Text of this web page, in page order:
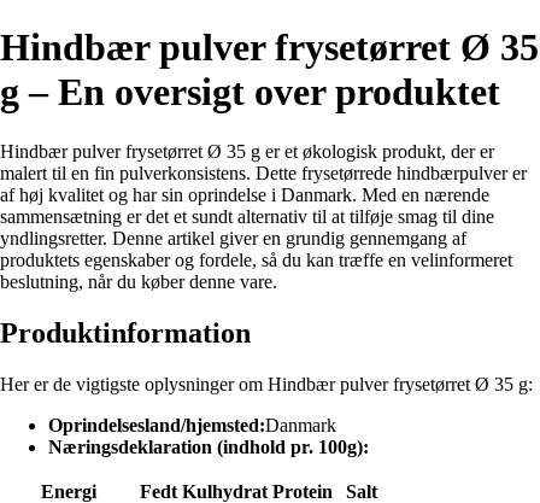
Hindbær pulver frysetørret Ø 35
g – En oversigt over produktet
Hindbær pulver frysetørret Ø 35 g er et økologisk produkt, der er
malert til en fin pulverkonsistens. Dette frysetørrede hindbærpulver er
af høj kvalitet og har sin oprindelse i Danmark. Med en nærende
sammensætning er det et sundt alternativ til at tilføje smag til dine
yndlingsretter. Denne artikel giver en grundig gennemgang af
produktets egenskaber og fordele, så du kan træffe en velinformeret
beslutning, når du køber denne vare.
Produktinformation
Her er de vigtigste oplysninger om Hindbær pulver frysetørret Ø 35 g:
Oprindelsesland/hjemsted:Danmark
Næringsdeklaration (indhold pr. 100g):
Energi Fedt Kulhydrat Protein
Salt